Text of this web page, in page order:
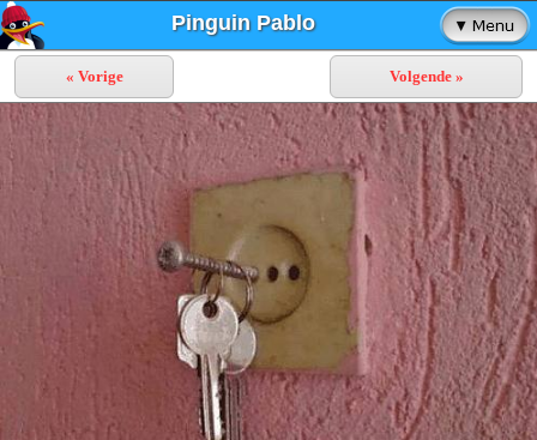
Pinguin Pablo
« Vorige Volgende »